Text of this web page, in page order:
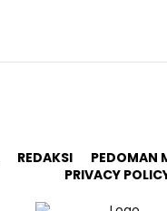
REDAKSI PEDOMAN
PRIVACY